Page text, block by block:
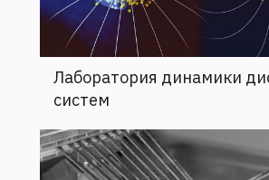
Лаборатория динамики
систем